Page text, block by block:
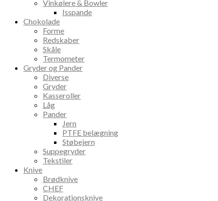
Vinkølere & Bowler
Isspande
Chokolade
Forme
Redskaber
Skåle
Termometer
Gryder og Pander
Diverse
Gryder
Kasseroller
Låg
Pander
Jern
PTFE belægning
Støbejern
Suppegryder
Tekstiler
Knive
Brødknive
CHEF
Dekorationsknive